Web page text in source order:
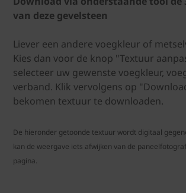
van deze gevelsteen
Liever een andere voegkleur of
Kies dan voor de knop "Textuur
selecteer uw gewenste voegkleur,
verband. Klik vervolgens op
bekomen textuur te downloaden.
De hieronder getoonde textuur wordt digitaal
kan de weergave iets afwijken van de
pagina.